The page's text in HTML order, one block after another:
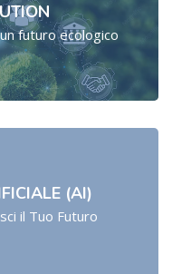
futuro ecologico
(AI)
il Tuo Futuro